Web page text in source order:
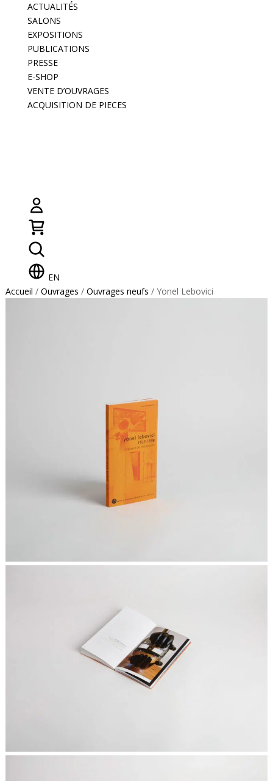
ACTUALITÉS
SALONS
EXPOSITIONS
PUBLICATIONS
PRESSE
E-SHOP
VENTE D’OUVRAGES
ACQUISITION DE PIECES
EN
Accueil / Ouvrages / Ouvrages neufs / Yonel Lebovici